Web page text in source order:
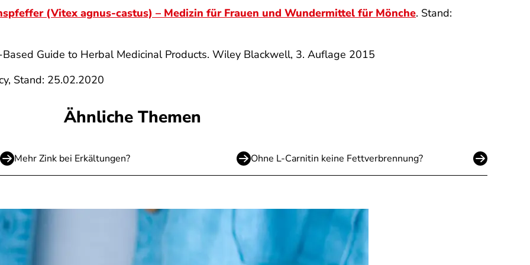
(Vitex agnus-castus) – Medizin für Frauen und Wundermittel für Mönche. Stand:
Guide to Herbal Medicinal Products. Wiley Blackwell, 3. Auflage 2015
Stand: 25.02.2020
Ähnliche Themen
Mehr Zink bei Erkältungen? Ohne L-Carnitin keine Fettverbrennung?